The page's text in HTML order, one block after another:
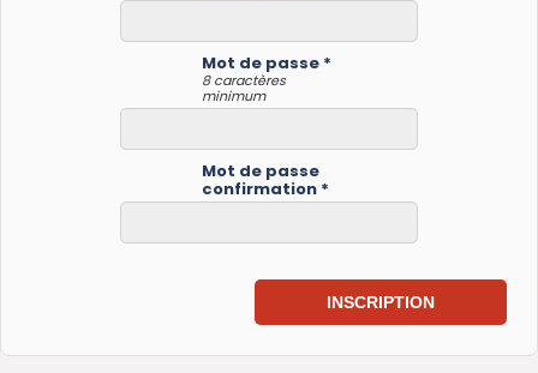
Mot de passe *
8 caractères
minimum
Mot de passe
confirmation *